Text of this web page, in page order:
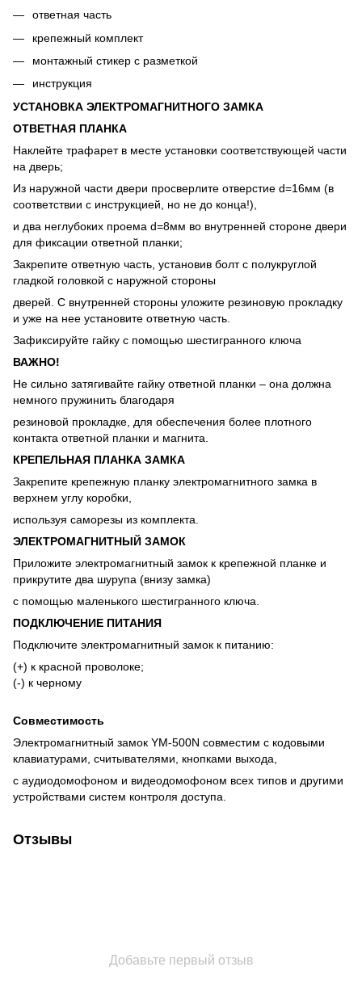
ответная часть
крепежный комплект
монтажный стикер с разметкой
инструкция
УСТАНОВКА ЭЛЕКТРОМАГНИТНОГО ЗАМКА
ОТВЕТНАЯ ПЛАНКА
Наклейте трафарет в месте установки соответствующей части
на дверь;
Из наружной части двери просверлите отверстие d=16мм (в
соответствии с инструкцией, но не до конца!),
и два неглубоких проема d=8мм во внутренней стороне двери
для фиксации ответной планки;
Закрепите ответную часть, установив болт с полукруглой
гладкой головкой с наружной стороны
дверей. С внутренней стороны уложите резиновую прокладку
и уже на нее установите ответную часть.
Зафиксируйте гайку с помощью шестигранного ключа
ВАЖНО!
Не сильно затягивайте гайку ответной планки – она должна
немного пружинить благодаря
резиновой прокладке, для обеспечения более плотного
контакта ответной планки и магнита.
КРЕПЕЛЬНАЯ ПЛАНКА ЗАМКА
Закрепите крепежную планку электромагнитного замка в
верхнем углу коробки,
используя саморезы из комплекта.
ЭЛЕКТРОМАГНИТНЫЙ ЗАМОК
Приложите электромагнитный замок к крепежной планке и
прикрутите два шурупа (внизу замка)
с помощью маленького шестигранного ключа.
ПОДКЛЮЧЕНИЕ ПИТАНИЯ
Подключите электромагнитный замок к питанию:
(+) к красной проволоке;
(-) к черному
Совместимость
Электромагнитный замок YM-500N совместим с кодовыми
клавиатурами, считывателями, кнопками выхода,
с аудиодомофоном и видеодомофоном всех типов и другими
устройствами систем контроля доступа.
Отзывы
Добавьте первый отзыв